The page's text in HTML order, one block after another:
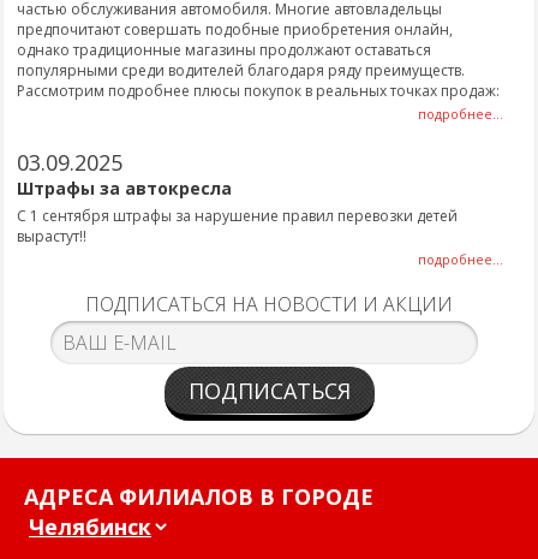
частью обслуживания автомобиля. Многие автовладельцы
предпочитают совершать подобные приобретения онлайн,
однако традиционные магазины продолжают оставаться
популярными среди водителей благодаря ряду преимуществ.
Рассмотрим подробнее плюсы покупок в реальных точках продаж:
подробнее...
03.09.2025
Штрафы за автокресла
С 1 сентября штрафы за нарушение правил перевозки детей
вырастут!!
подробнее...
ПОДПИСАТЬСЯ НА НОВОСТИ И АКЦИИ
ПОДПИСАТЬСЯ
АДРЕСА ФИЛИАЛОВ В ГОРОДЕ